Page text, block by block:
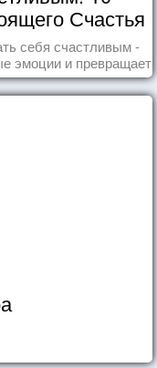
Счастья
себя счастливым -
эмоции и превращает